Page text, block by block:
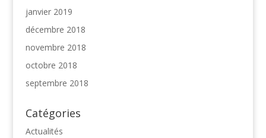
janvier 2019
décembre 2018
novembre 2018
octobre 2018
septembre 2018
Catégories
Actualités